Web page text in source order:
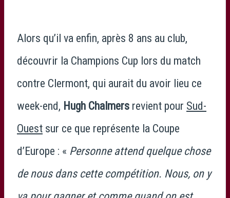
Alors qu’il va enfin, après 8 ans au club,
découvrir la Champions Cup lors du match
contre Clermont, qui aurait du avoir lieu ce
week-end, Hugh Chalmers revient pour Sud-
Ouest sur ce que représente la Coupe
d’Europe : « Personne attend quelque chose
de nous dans cette compétition. Nous, on y